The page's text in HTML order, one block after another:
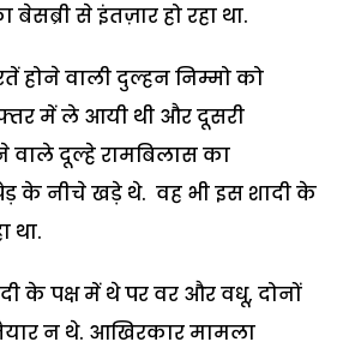
से इंतज़ार हो रहा था.
वाली दुल्हन निम्मो को
में ले आयी थी और दूसरी
दूल्हे रामबिलास का
के नीचे खड़े थे. वह भी इस शादी के
था.
के पक्ष में थे पर वर और वधू, दोनों
न थे. आखिरकार मामला